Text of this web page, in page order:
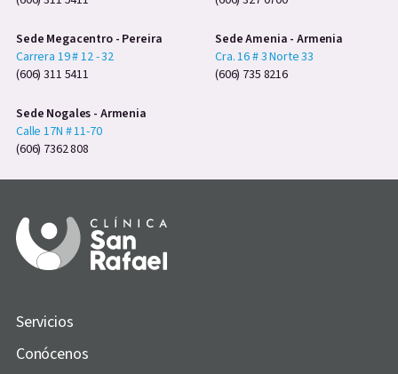
Sede Megacentro - Pereira
Carrera 19 # 12 - 32
(606) 311 5411
Sede Amenia - Armenia
Cra. 16 # 3 Norte 33
(606) 735 8216
Sede Nogales - Armenia
Calle 17N # 11-70
(606) 7362 808
Servicios
Conócenos